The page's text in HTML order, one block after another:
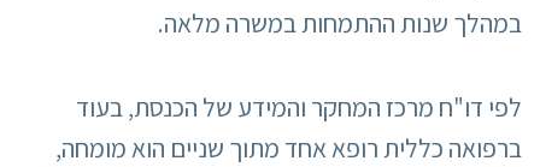
במהלך שנות ההתמחות במשרה מלאה.
לפי דו"ח מרכז המחקר והמידע של הכנסת, בעוד
ברפואה כללית רופא אחד מתוך שניים הוא מומחה,